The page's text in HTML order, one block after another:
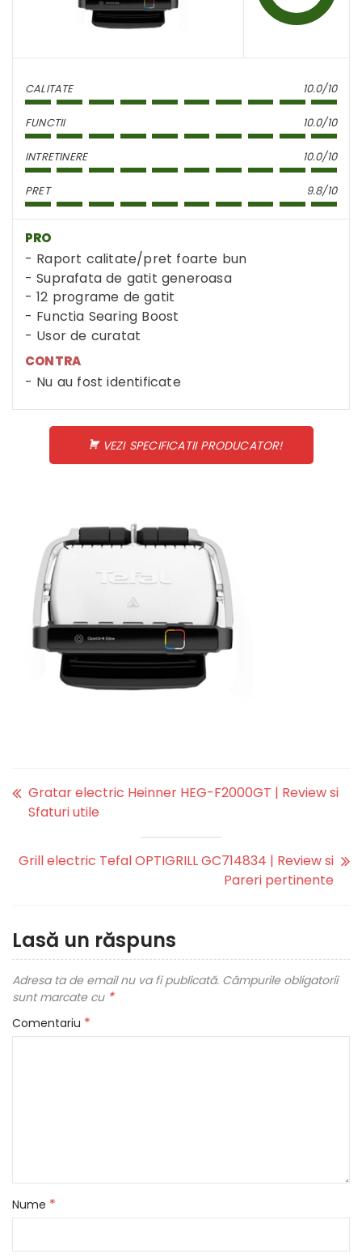
CALITATE 10.0/10
FUNCTII 10.0/10
INTRETINERE 10.0/10
PRET 9.8/10
PRO
Raport calitate/pret foarte bun
Suprafata de gatit generoasa
12 programe de gatit
Functia Searing Boost
Usor de curatat
CONTRA
Nu au fost identificate
VEZI SPECIFICATII PRODUCATOR!
Gratar electric Heinner HEG-F2000GT | Review si
Sfaturi utile
Grill electric Tefal OPTIGRILL GC714834 | Review si
Pareri pertinente
Lasă un răspuns
Adresa ta de email nu va fi publicată. Câmpurile obligatorii
sunt marcate cu *
Comentariu *
Nume *